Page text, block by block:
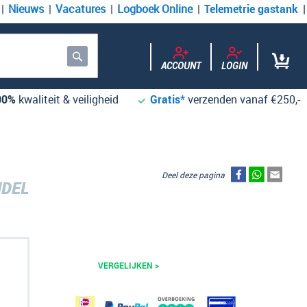
Nieuws Vacatures Logboek Online Telemetrie gastank
Zoek ACCOUNT LOGIN
kwaliteit & veiligheid Gratis*verzenden vanaf €250,-
VERGELIJKEN >
Deel deze pagina